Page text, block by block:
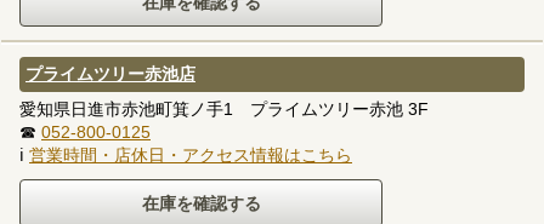
プライムツリー赤池店
愛知県日進市赤池町箕ノ手1 プライムツリー赤池 3F
☎ 052-800-0125
ℹ 営業時間・店休日・アクセス情報はこちら